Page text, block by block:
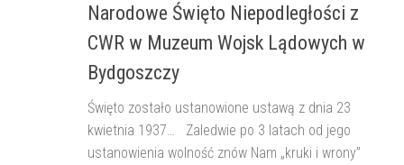
Narodowe Święto Niepodległości z
CWR w Muzeum Wojsk Lądowych w
Bydgoszczy
Święto zostało ustanowione ustawą z dnia 23
kwietnia 1937… Zaledwie po 3 latach od jego
ustanowienia wolność znów Nam „kruki i wrony”